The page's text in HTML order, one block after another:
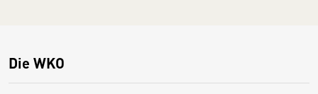
Die WKO